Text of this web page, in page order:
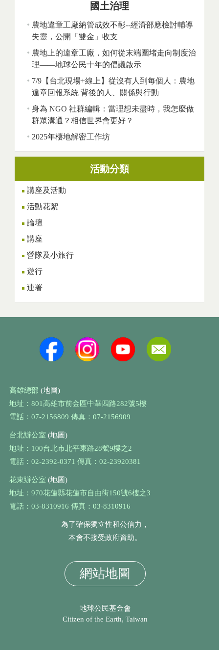
國土治理
農地違章工廠納管成效不彰--經濟部應檢討輔導
失靈，公開「雙金」收支
農地上的違章工廠，如何從末端圍堵走向制度治
理——地球公民十年的倡議啟示
7/9【台北現場+線上】從沒有人到每個人：農地
違章回報系統 背後的人、關係與行動
身為 NGO 社群編輯：當理想未盡時，我怎麼做
群眾溝通？相信世界會更好？
2025年棲地解密工作坊
活動分類
講座及活動
活動花絮
論壇
講座
營隊及小旅行
遊行
連署
高雄總部 (地圖)
地址：801高雄市前金區中華四路282號5樓
電話：07-2156809 傳真：07-2156909
台北辦公室 (地圖)
地址：100台北市北平東路28號9樓之2
電話：02-2392-0371 傳真：02-23920381
花東辦公室 (地圖)
地址：970花蓮縣花蓮市自由街150號6樓之3
電話：03-8310916 傳真：03-8310916
為了確保獨立性和公信力，
本會不接受政府資助。
網站地圖
地球公民基金會
Citizen of the Earth, Taiwan